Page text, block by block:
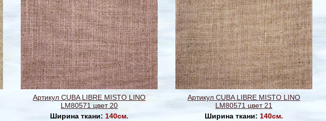
Артикул CUBA LIBRE MISTO LINO
LM80571 цвет 20
Ширина ткани: 140см.
Артикул CUBA LIBRE MISTO LINO
LM80571 цвет 21
Ширина ткани: 140см.